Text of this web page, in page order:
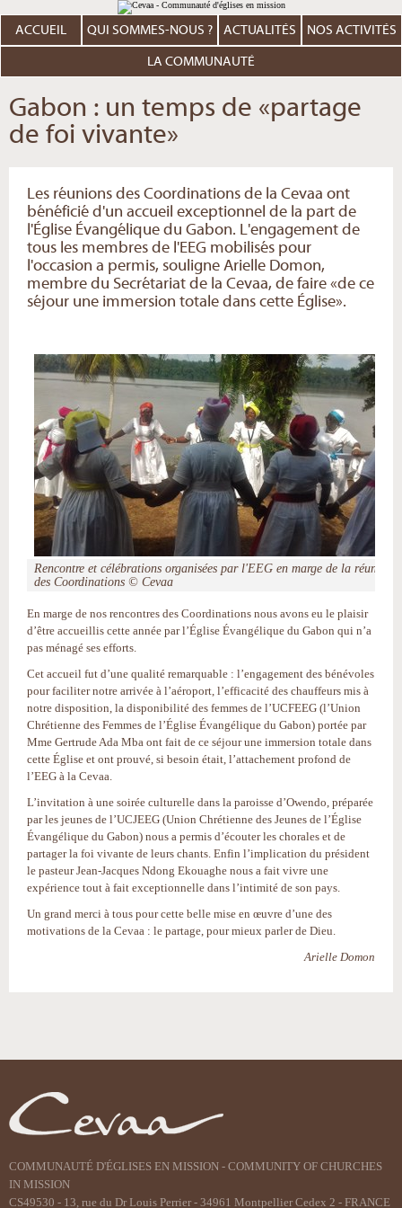
au
contenu.
Aller
personnels
ACCUEIL QUI SOMMES-NOUS ? ACTUALITÉS NOS ACTIVITÉS
LA COMMUNAUTÉ
Gabon : un temps de «partage
de foi vivante»
Les réunions des Coordinations de la Cevaa ont
bénéficié d'un accueil exceptionnel de la part de
l'Église Évangélique du Gabon. L'engagement de
tous les membres de l'EEG mobilisés pour
l'occasion a permis, souligne Arielle Domon,
membre du Secrétariat de la Cevaa, de faire «de ce
séjour une immersion totale dans cette Église».
Rencontre et célébrations organisées par l'EEG en marge de la réunion
des Coordinations © Cevaa
En marge de nos rencontres des Coordinations nous avons eu le plaisir
d’être accueillis cette année par l’Église Évangélique du Gabon qui n’a
pas ménagé ses efforts.
Cet accueil fut d’une qualité remarquable : l’engagement des bénévoles
pour faciliter notre arrivée à l’aéroport, l’efficacité des chauffeurs mis à
notre disposition, la disponibilité des femmes de l’UCFEEG (l’Union
Chrétienne des Femmes de l’Église Évangélique du Gabon) portée par
Mme Gertrude Ada Mba ont fait de ce séjour une immersion totale dans
cette Église et ont prouvé, si besoin était, l’attachement profond de
l’EEG à la Cevaa.
L’invitation à une soirée culturelle dans la paroisse d’Owendo, préparée
par les jeunes de l’UCJEEG (Union Chrétienne des Jeunes de l’Église
Évangélique du Gabon) nous a permis d’écouter les chorales et de
partager la foi vivante de leurs chants. Enfin l’implication du président
le pasteur Jean-Jacques Ndong Ekouaghe nous a fait vivre une
expérience tout à fait exceptionnelle dans l’intimité de son pays.
Un grand merci à tous pour cette belle mise en œuvre d’une des
motivations de la Cevaa : le partage, pour mieux parler de Dieu.
Arielle Domon
document
COMMUNAUTÉ D'ÉGLISES EN MISSION - COMMUNITY OF CHURCHES
IN MISSION
CS49530 - 13, rue du Dr Louis Perrier - 34961 Montpellier Cedex 2 - FRANCE